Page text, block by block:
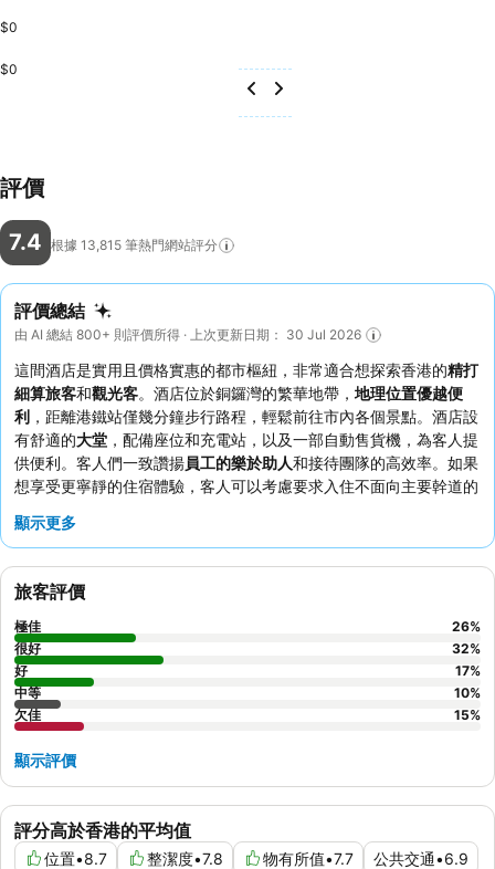
$0
$0
評價
7.4 根據 13,815 筆熱門網站評分
評價總結
由 AI 總結 800+ 則評價所得 · 上次更新日期： 30 Jul 2026
這間酒店是實用且價格實惠的都市樞紐，非常適合想探索香港的精打
細算旅客和觀光客。酒店位於銅鑼灣的繁華地帶， 地理位置優越便
利 ，距離港鐵站僅幾分鐘步行路程，輕鬆前往市內各個景點。酒店設
有舒適的大堂 ，配備座位和充電站，以及一部自動售貨機，為客人提
供便利。客人們一致讚揚員工的樂於助人和接待團隊的高效率。如果
想享受更寧靜的住宿體驗，客人可以考慮要求入住不面向主要幹道的
顯示更多
評分高於香港的平均值
位置•8.7 整潔度•7.8 物有所值•7.7 公共交通•6.9
旅客評價
極佳 26%
很好
32%
好
17%
中等
10%
欠佳
15%
顯示評價